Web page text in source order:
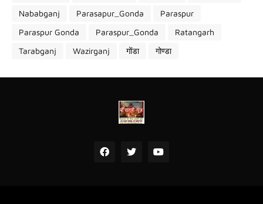
Nababganj
Parasapur_Gonda
Paraspur
Paraspur Gonda
Paraspur_Gonda
Ratangarh
Tarabganj
Wazirganj गोंडा गोण्डा